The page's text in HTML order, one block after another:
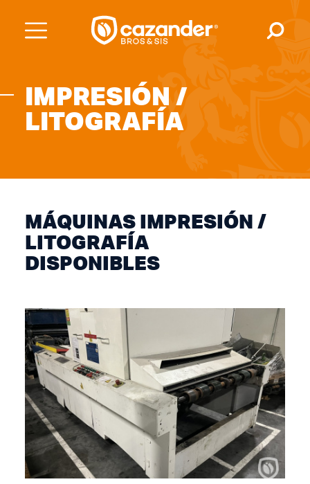
IMPRESIÓN /
LITOGRAFÍA
MÁQUINAS IMPRESIÓN /
LITOGRAFÍA
DISPONIBLES